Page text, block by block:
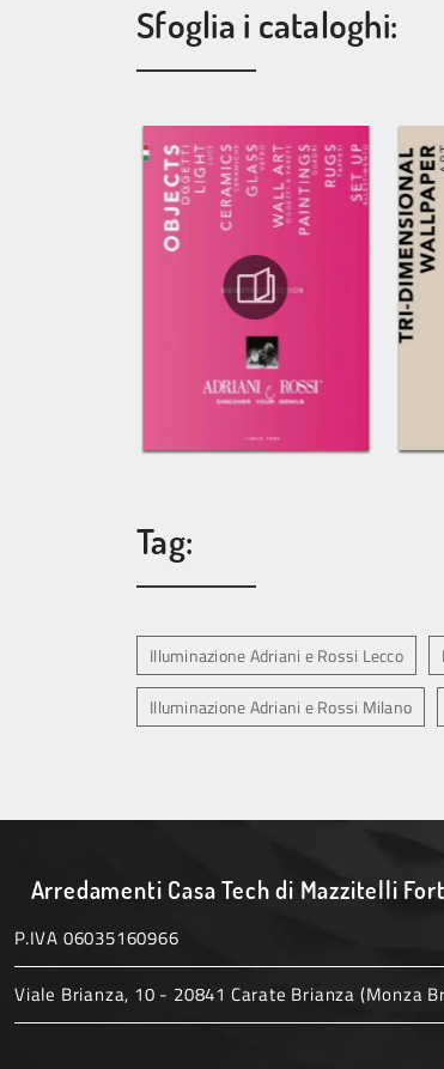
Sfoglia i cataloghi:
Tag:
Illuminazione Adriani e Rossi Lecco
Illuminazione Adriani e Rossi Milano
Arredamenti Casa Tech di Mazzitelli
P.IVA 06035160966
Viale Brianza, 10 - 20841 Carate Brianza (Monza